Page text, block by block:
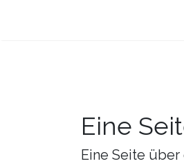
Eine
Eine Seite